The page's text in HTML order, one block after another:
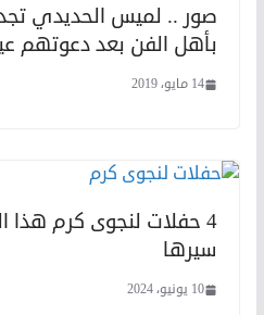
صور .. لميس الحديدي
بأهل الفن بعد دعوتهم
14 مايو، 2019
4 حفلات لنجوى كرم هذا
سيرها
10 يونيو، 2024